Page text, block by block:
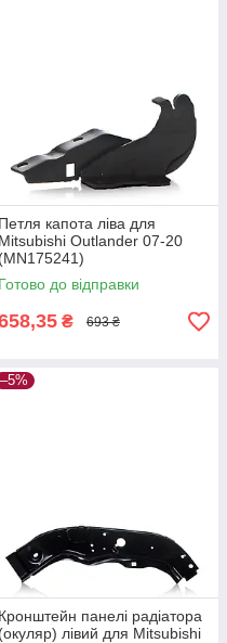
Петля капота ліва для
Mitsubishi Outlander 07-20
(MN175241)
Готово до відправки
₴ 693 ₴
–5%
Кронштейн панелі радіатора
(окуляр) лівий для Mitsubishi